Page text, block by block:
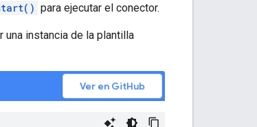
para ejecutar el conector.
una instancia de la plantilla
Ver en GitHub